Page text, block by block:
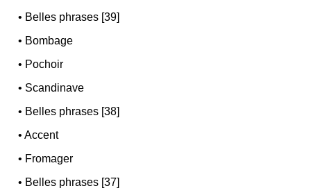
• Belles phrases [39]
• Bombage
• Pochoir
• Scandinave
• Belles phrases [38]
•Accent
• Fromager
• Belles phrases [37]